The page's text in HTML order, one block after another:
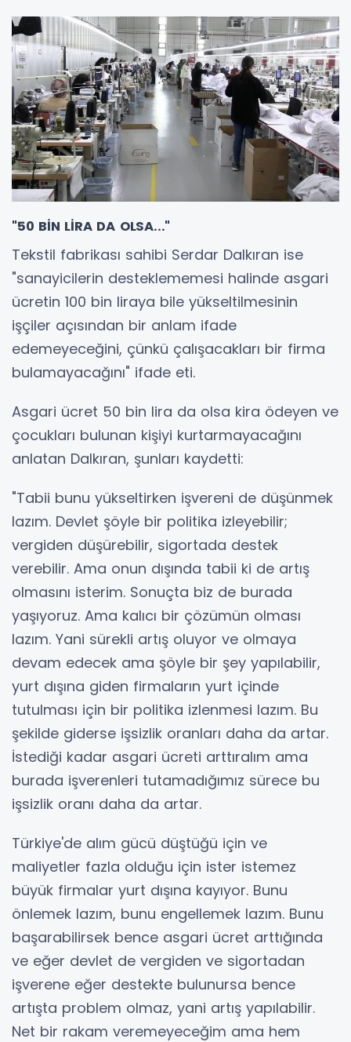
"50 BİN LİRA DA OLSA..."
Tekstil fabrikası sahibi Serdar Dalkıran ise
"sanayicilerin desteklememesi halinde asgari
ücretin 100 bin liraya bile yükseltilmesinin
işçiler açısından bir anlam ifade
edemeyeceğini, çünkü çalışacakları bir firma
bulamayacağını" ifade eti.
Asgari ücret 50 bin lira da olsa kira ödeyen ve
çocukları bulunan kişiyi kurtarmayacağını
anlatan Dalkıran, şunları kaydetti:
"Tabii bunu yükseltirken işvereni de düşünmek
lazım. Devlet şöyle bir politika izleyebilir;
vergiden düşürebilir, sigortada destek
verebilir. Ama onun dışında tabii ki de artış
olmasını isterim. Sonuçta biz de burada
yaşıyoruz. Ama kalıcı bir çözümün olması
lazım. Yani sürekli artış oluyor ve olmaya
devam edecek ama şöyle bir şey yapılabilir,
yurt dışına giden firmaların yurt içinde
tutulması için bir politika izlenmesi lazım. Bu
şekilde giderse işsizlik oranları daha da artar.
İstediği kadar asgari ücreti arttıralım ama
burada işverenleri tutamadığımız sürece bu
işsizlik oranı daha da artar.
Türkiye'de alım gücü düştüğü için ve
maliyetler fazla olduğu için ister istemez
büyük firmalar yurt dışına kayıyor. Bunu
önlemek lazım, bunu engellemek lazım. Bunu
başarabilirsek bence asgari ücret arttığında
ve eğer devlet de vergiden ve sigortadan
işverene eğer destekte bulunursa bence
artışta problem olmaz, yani artış yapılabilir.
Net bir rakam veremeyeceğim ama hem